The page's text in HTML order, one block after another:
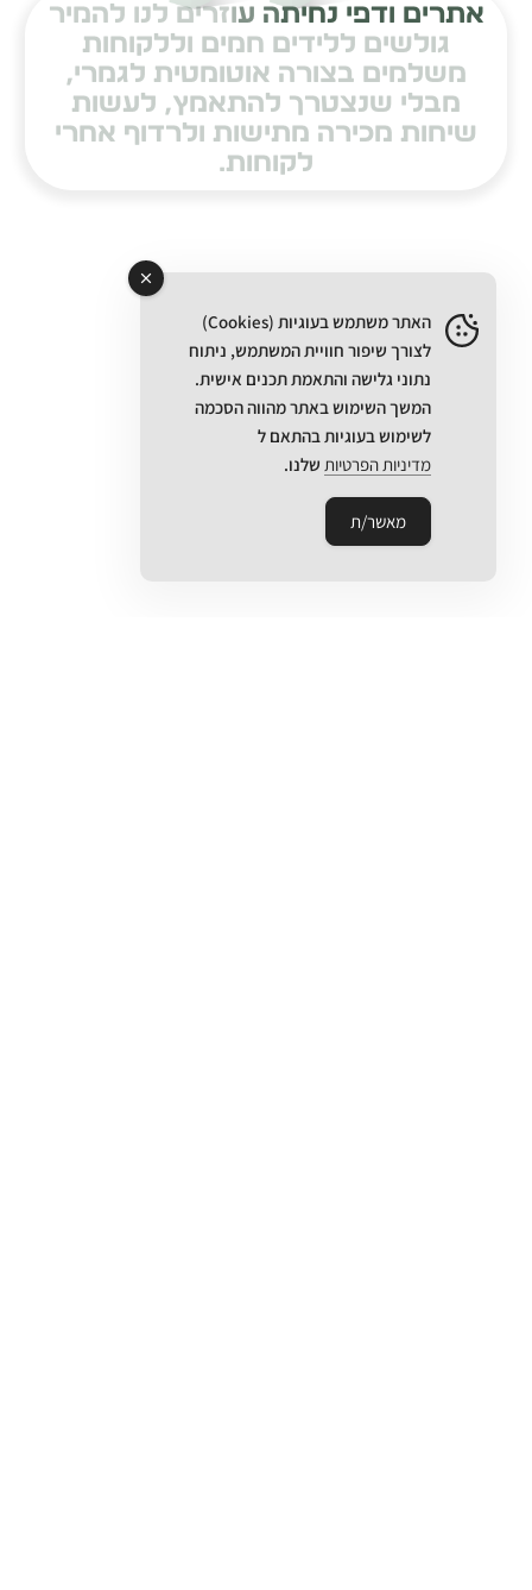
אתרים ודפי נחיתה עוזרים לנו להמיר
גולשים ללידים חמים וללקוחות
משלמים בצורה אוטומטית לגמרי,
מבלי שנצטרך להתאמץ, לעשות
שיחות מכירה מתישות ולרדוף אחרי
לקוחות.
האתר משתמש בעוגיות (Cookies)
לצורך שיפור חוויית המשתמש, ניתוח
נתוני גלישה והתאמת תכנים אישית.
המשך השימוש באתר מהווה הסכמה
לשימוש בעוגיות בהתאם ל
מדיניות הפרטיות שלנו.
מאשר/ת